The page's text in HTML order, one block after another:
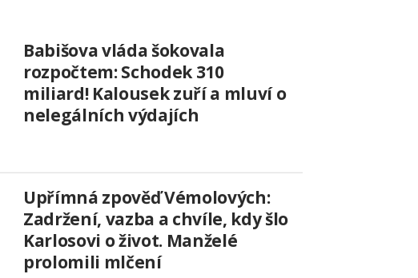
Babišova vláda šokovala
rozpočtem: Schodek 310
miliard! Kalousek zuří a mluví o
nelegálních výdajích
Upřímná zpověď Vémolových:
Zadržení, vazba a chvíle, kdy šlo
Karlosovi o život. Manželé
prolomili mlčení